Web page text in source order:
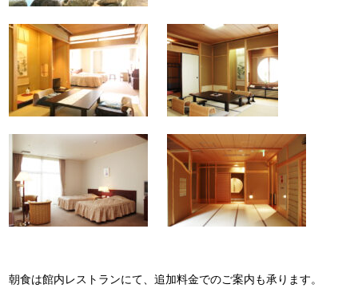
朝食は館内レストランにて、追加料金でのご案内も承ります。